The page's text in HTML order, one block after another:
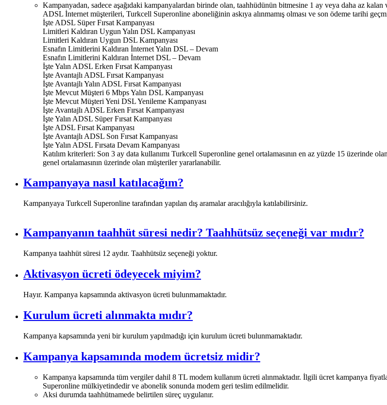
Kampanyadan, sadece aşağıdaki kampanyalardan birinde olan, taahhüdünün bitmesine 1 ay veya daha az
ADSL İnternet müşterileri, Turkcell Superonline aboneliğinin askıya alınmamış olması ve son ödeme tarihi
İşte ADSL Süper Fırsat Kampanyası
Limitleri Kaldıran Uygun Yalın DSL Kampanyası
Limitleri Kaldıran Uygun DSL Kampanyası
Esnafın Limitlerini Kaldıran İnternet Yalın DSL – Devam
Esnafın Limitlerini Kaldıran İnternet DSL – Devam
İşte Yalın ADSL Erken Fırsat Kampanyası
İşte Avantajlı ADSL Fırsat Kampanyası
İşte Avantajlı Yalın ADSL Fırsat Kampanyası
İşte Mevcut Müşteri 6 Mbps Yalın DSL Kampanyası
İşte Mevcut Müşteri Yeni DSL Yenileme Kampanyası
İşte Avantajlı ADSL Erken Fırsat Kampanyası
İşte Yalın ADSL Süper Fırsat Kampanyası
İşte ADSL Fırsat Kampanyası
İşte Avantajlı ADSL Son Fırsat Kampanyası
İşte Yalın ADSL Fırsata Devam Kampanyası
Katılım kriterleri: Son 3 ay data kullanımı Turkcell Superonline genel ortalamasının en az yüzde 15 üzerinde
genel ortalamasının üzerinde olan müşteriler yararlanabilir.
Kampanyaya nasıl katılacağım?
Kampanyaya Turkcell Superonline tarafından yapılan dış aramalar aracılığıyla katılabilirsiniz.
Kampanyanın taahhüt süresi nedir? Taahhütsüz seçeneği var mıdır?
​Kampanya taahhüt süresi 12 aydır. Taahhütsüz seçeneği yoktur.
Aktivasyon ücreti ödeyecek miyim?
​Hayır. Kampanya kapsamında aktivasyon ücreti bulunmamaktadır.
Kurulum ücreti alınmakta mıdır?
​Kampanya kapsamında yeni bir kurulum yapılmadığı için kurulum ücreti bulunmamaktadır.
Kampanya kapsamında modem ücretsiz midir?
​Kampanya kapsamında tüm vergiler dahil 8 TL modem kullanım ücreti alınmaktadır. İlgili ücret kampanya
Superonline mülkiyetindedir ve abonelik sonunda modem geri teslim edilmelidir.
Aksi durumda taahhütnamede belirtilen süreç uygulanır.